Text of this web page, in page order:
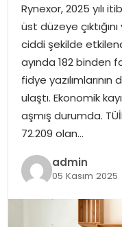
SPOR
EKONOMI
MAGAZIN
DÜNYA
OTOMOBIL
Rynexor, 2025 yılı
üst düzeye
ciddi şekilde
ayında 182 binden
fidye yazılımlarının
ulaştı. Ekonomik
aşmış durumda.
72.209 olan…
admin
05 Kasım 2025